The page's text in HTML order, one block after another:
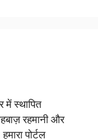
स्थापित
रहमानी और
पोर्टल